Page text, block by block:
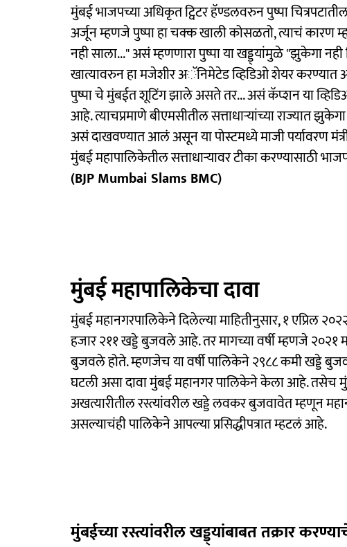
मुंबई भाजपच्या अधिकृत ट्विटर हॅण्डलवरुन पुष्पा
अर्जून म्हणजे पुष्पा हा चक्क खाली कोसळतो, त्याचं कारण
नही साला..." असं म्हणणारा पुष्पा या खड्ड्यांमुळे "झुकेगा नही
खात्यावरुन हा मजेशीर अॅनिमेटेड व्हिडिओ शेयर
पुष्पा चे मुंबईत शूटिंग झाले असते तर... असं कॅप्शन या
आहे. त्याचप्रमाणे बीएमसीतील सत्ताधाऱ्यांच्या राज्यात
असं दाखवण्यात आलं असून या पोस्टमध्ये माजी पर्यावरण
मुंबई महापालिकेतील सत्ताधाऱ्यावर टीका करण्यासाठी
(BJP Mumbai Slams BMC)
मुंबई महापालिकेचा दावा
मुंबई महानगरपालिकेने दिलेल्या माहितीनुसार, १ एप्रिल
हजार २११ खड्डे बुजवले आहे. तर मागच्या वर्षी म्हणजे २०२१
बुजवले होते. म्हणजेच या वर्षी पालिकेने २९८८ कमी खड्डे
घटली असा दावा मुंबई महानगर पालिकेने केला आहे. तसेच
अखत्यारीतील रस्त्यांवरील खड्डे लवकर बुजवावेत म्हणून
असल्याचंही पालिकेने आपल्या प्रसिद्धीपत्रात म्हटलं आहे.
मुंबईच्या रस्त्यांवरील खड्ड्यांबाबत तक्रार